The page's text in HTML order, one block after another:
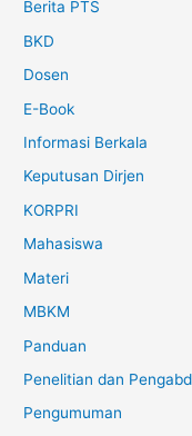
Berita PTS
BKD
Dosen
E-Book
Informasi Berkala
Keputusan Dirjen
KORPRI
Mahasiswa
Materi
MBKM
Panduan
Penelitian dan
Pengumuman